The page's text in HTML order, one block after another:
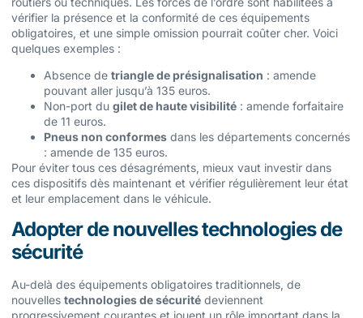
vérifier la présence et la conformité de ces équipements
obligatoires, et une simple omission pourrait coûter cher. Voici
quelques exemples :
Absence de triangle de présignalisation : amende
pouvant aller jusqu’à 135 euros.
Non-port du gilet de haute visibilité : amende forfaitaire
de 11 euros.
Pneus non conformes dans les départements concernés
: amende de 135 euros.
Pour éviter tous ces désagréments, mieux vaut investir dans
ces dispositifs dès maintenant et vérifier régulièrement leur état
et leur emplacement dans le véhicule.
Adopter de nouvelles technologies de
sécurité
Au-delà des équipements obligatoires traditionnels, de
nouvelles technologies de sécurité deviennent
progressivement courantes et jouent un rôle important dans la